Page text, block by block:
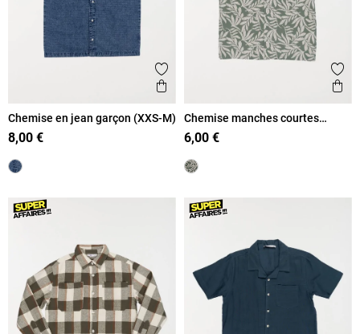
Ajouter aux favoris
Aperçu rapide
Chemise en jean garçon (XXS-M)
8,00 €
Chemise manches courtes
garçon (XXS-M)
6,00 €